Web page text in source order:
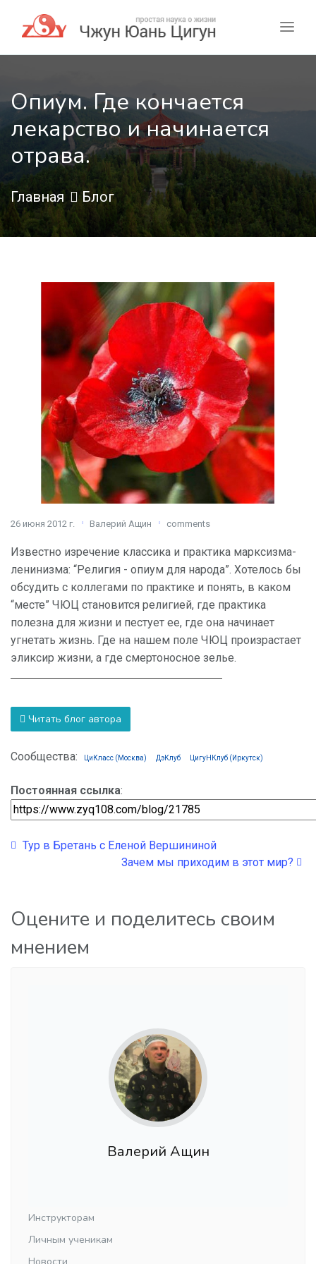
Опиум. Где кончается
лекарство и начинается
отрава.
Главная Блог
26 июня 2012 г. Валерий Ащин comments
Известно изречение классика и практика марксизма-
ленинизма: “Религия - опиум для народа”. Хотелось бы
обсудить с коллегами по практике и понять, в каком
“месте” ЧЮЦ становится религией, где практика
полезна для жизни и пестует ее, где она начинает
угнетать жизнь. Где на нашем поле ЧЮЦ произрастает
эликсир жизни, а где смертоносное зелье.
Читать блог автора
Сообщества: ЦиКласс (Москва) ДэКлуб ЦигуНКлуб (Иркутск)
Постоянная ссылка:
Тур в Бретань с Еленой Вершининой
Зачем мы приходим в этот мир?
Оцените и поделитесь своим
мнением
Валерий Ащин
Инструкторам
Личным ученикам